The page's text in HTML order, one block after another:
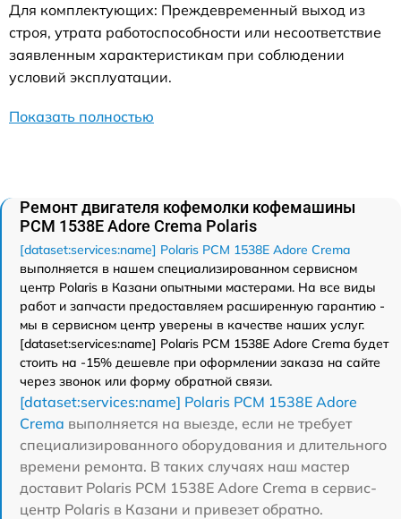
Для комплектующих: Преждевременный выход из
строя, утрата работоспособности или несоответствие
заявленным характеристикам при соблюдении
условий эксплуатации.
Показать полностью
Ремонт двигателя кофемолки кофемашины
PCM 1538E Adore Crema Polaris
[dataset:services:name] Polaris PCM 1538E Adore Crema
выполняется в нашем специализированном сервисном
центр Polaris в Казани опытными мастерами. На все виды
работ и запчасти предоставляем расширенную гарантию -
мы в сервисном центр уверены в качестве наших услуг.
[dataset:services:name] Polaris PCM 1538E Adore Crema будет
стоить на -15% дешевле при оформлении заказа на сайте
через звонок или форму обратной связи.
[dataset:services:name] Polaris PCM 1538E Adore
Crema выполняется на выезде, если не требует
специализированного оборудования и длительного
времени ремонта. В таких случаях наш мастер
доставит Polaris PCM 1538E Adore Crema в сервис-
центр Polaris в Казани и привезет обратно.